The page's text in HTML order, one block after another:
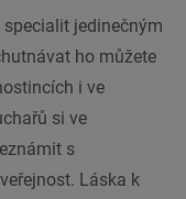
jedinečným
ho můžete
i ve
si ve
s
Láska k